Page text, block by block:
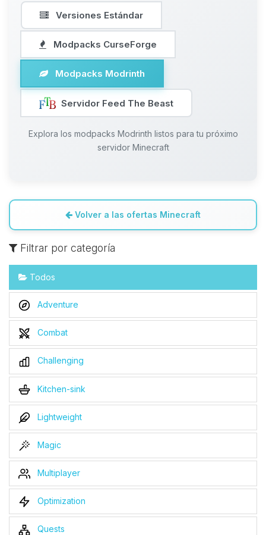
Versiones Estándar
Modpacks CurseForge
Modpacks Modrinth
Servidor Feed The Beast
Explora los modpacks Modrinth listos para tu próximo
servidor Minecraft
Volver a las ofertas Minecraft
Filtrar por categoría
Todos
Adventure
Combat
Challenging
Kitchen-sink
Lightweight
Magic
Multiplayer
Optimization
Quests